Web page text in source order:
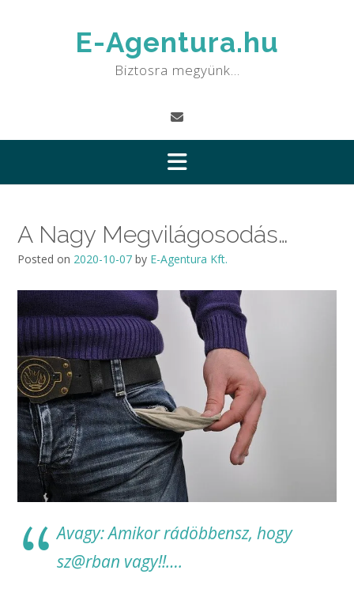
E-Agentura.hu
Biztosra megyünk…
A Nagy Megvilágosodás…
Posted on 2020-10-07 by E-Agentura Kft.
Avagy: Amikor rádöbbensz, hogy
sz@rban vagy!!….